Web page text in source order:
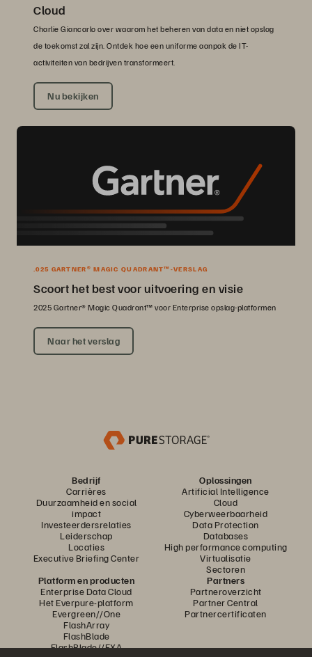
Cloud
Charlie Giancarlo over waarom het beheren van data en niet opslag
de toekomst zal zijn. Ontdek hoe een uniforme aanpak de IT-
activiteiten van bedrijven transformeert.
Nu bekijken
.025 GARTNER® MAGIC QUADRANT™-VERSLAG
Scoort het best voor uitvoering en visie
2025 Gartner® Magic Quadrant™ voor Enterprise opslag-platformen
Naar het verslag
Bedrijf
Carrières
Duurzaamheid en social
impact
Investeerdersrelaties
Leiderschap
Locaties
Executive Briefing Center
Oplossingen
Artificial Intelligence
Cloud
Cyberweerbaarheid
Data Protection
Databases
High performance computing
Virtualisatie
Sectoren
Platform en producten
Enterprise Data Cloud
Het Everpure-platform
Evergreen//One
FlashArray
FlashBlade
FlashBlade//EXA
Partners
Partneroverzicht
Partner Central
Partnercertificaten